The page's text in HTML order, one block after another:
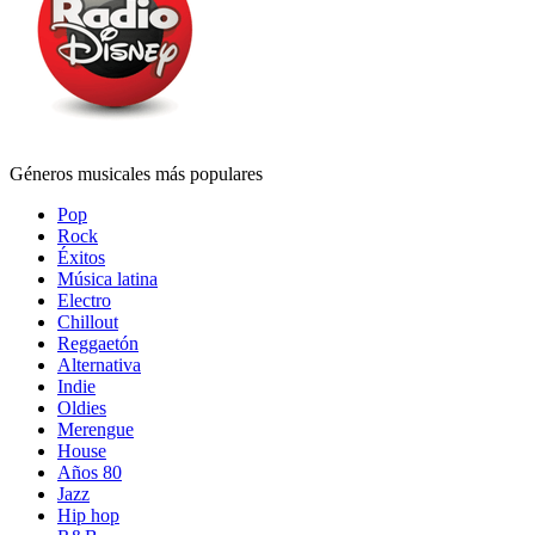
Géneros musicales más populares
Pop
Rock
Éxitos
Música latina
Electro
Chillout
Reggaetón
Alternativa
Indie
Oldies
Merengue
House
Años 80
Jazz
Hip hop